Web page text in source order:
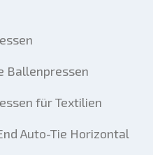
Ballenpressen
für Textilien
Auto-Tie Horizontal